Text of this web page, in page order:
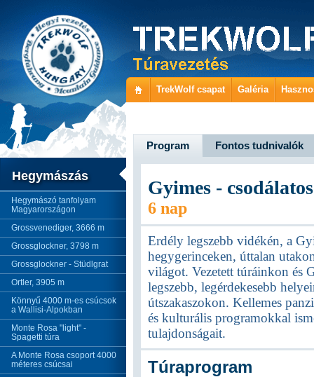
TrekWolf csapat Galéria
Hegymászás
Hegymászó tanfolyam
Magyarországon
Grossvenediger, 3666 m
Grossglockner, 3798 m
Grossglockner - Stüdlgrat
Ortler, 3905 m
Könnyű 4000 m-es csúcsok
a Wallisi-Alpokban
Monte Rosa "light" -
Spagetti túra
A Monte Rosa csoport 4000
méteres csúcsai
Program Fontos tudnivalók
Gyimes -
6 nap
Erdély legszebb vidékén, a
hegygerinceken, úttalan
világot. Vezetett túráinkon és
legszebb, legérdekesebb
útszakaszokon. Kellemes
és kulturális programokkal
tulajdonságait.
Túraprogram